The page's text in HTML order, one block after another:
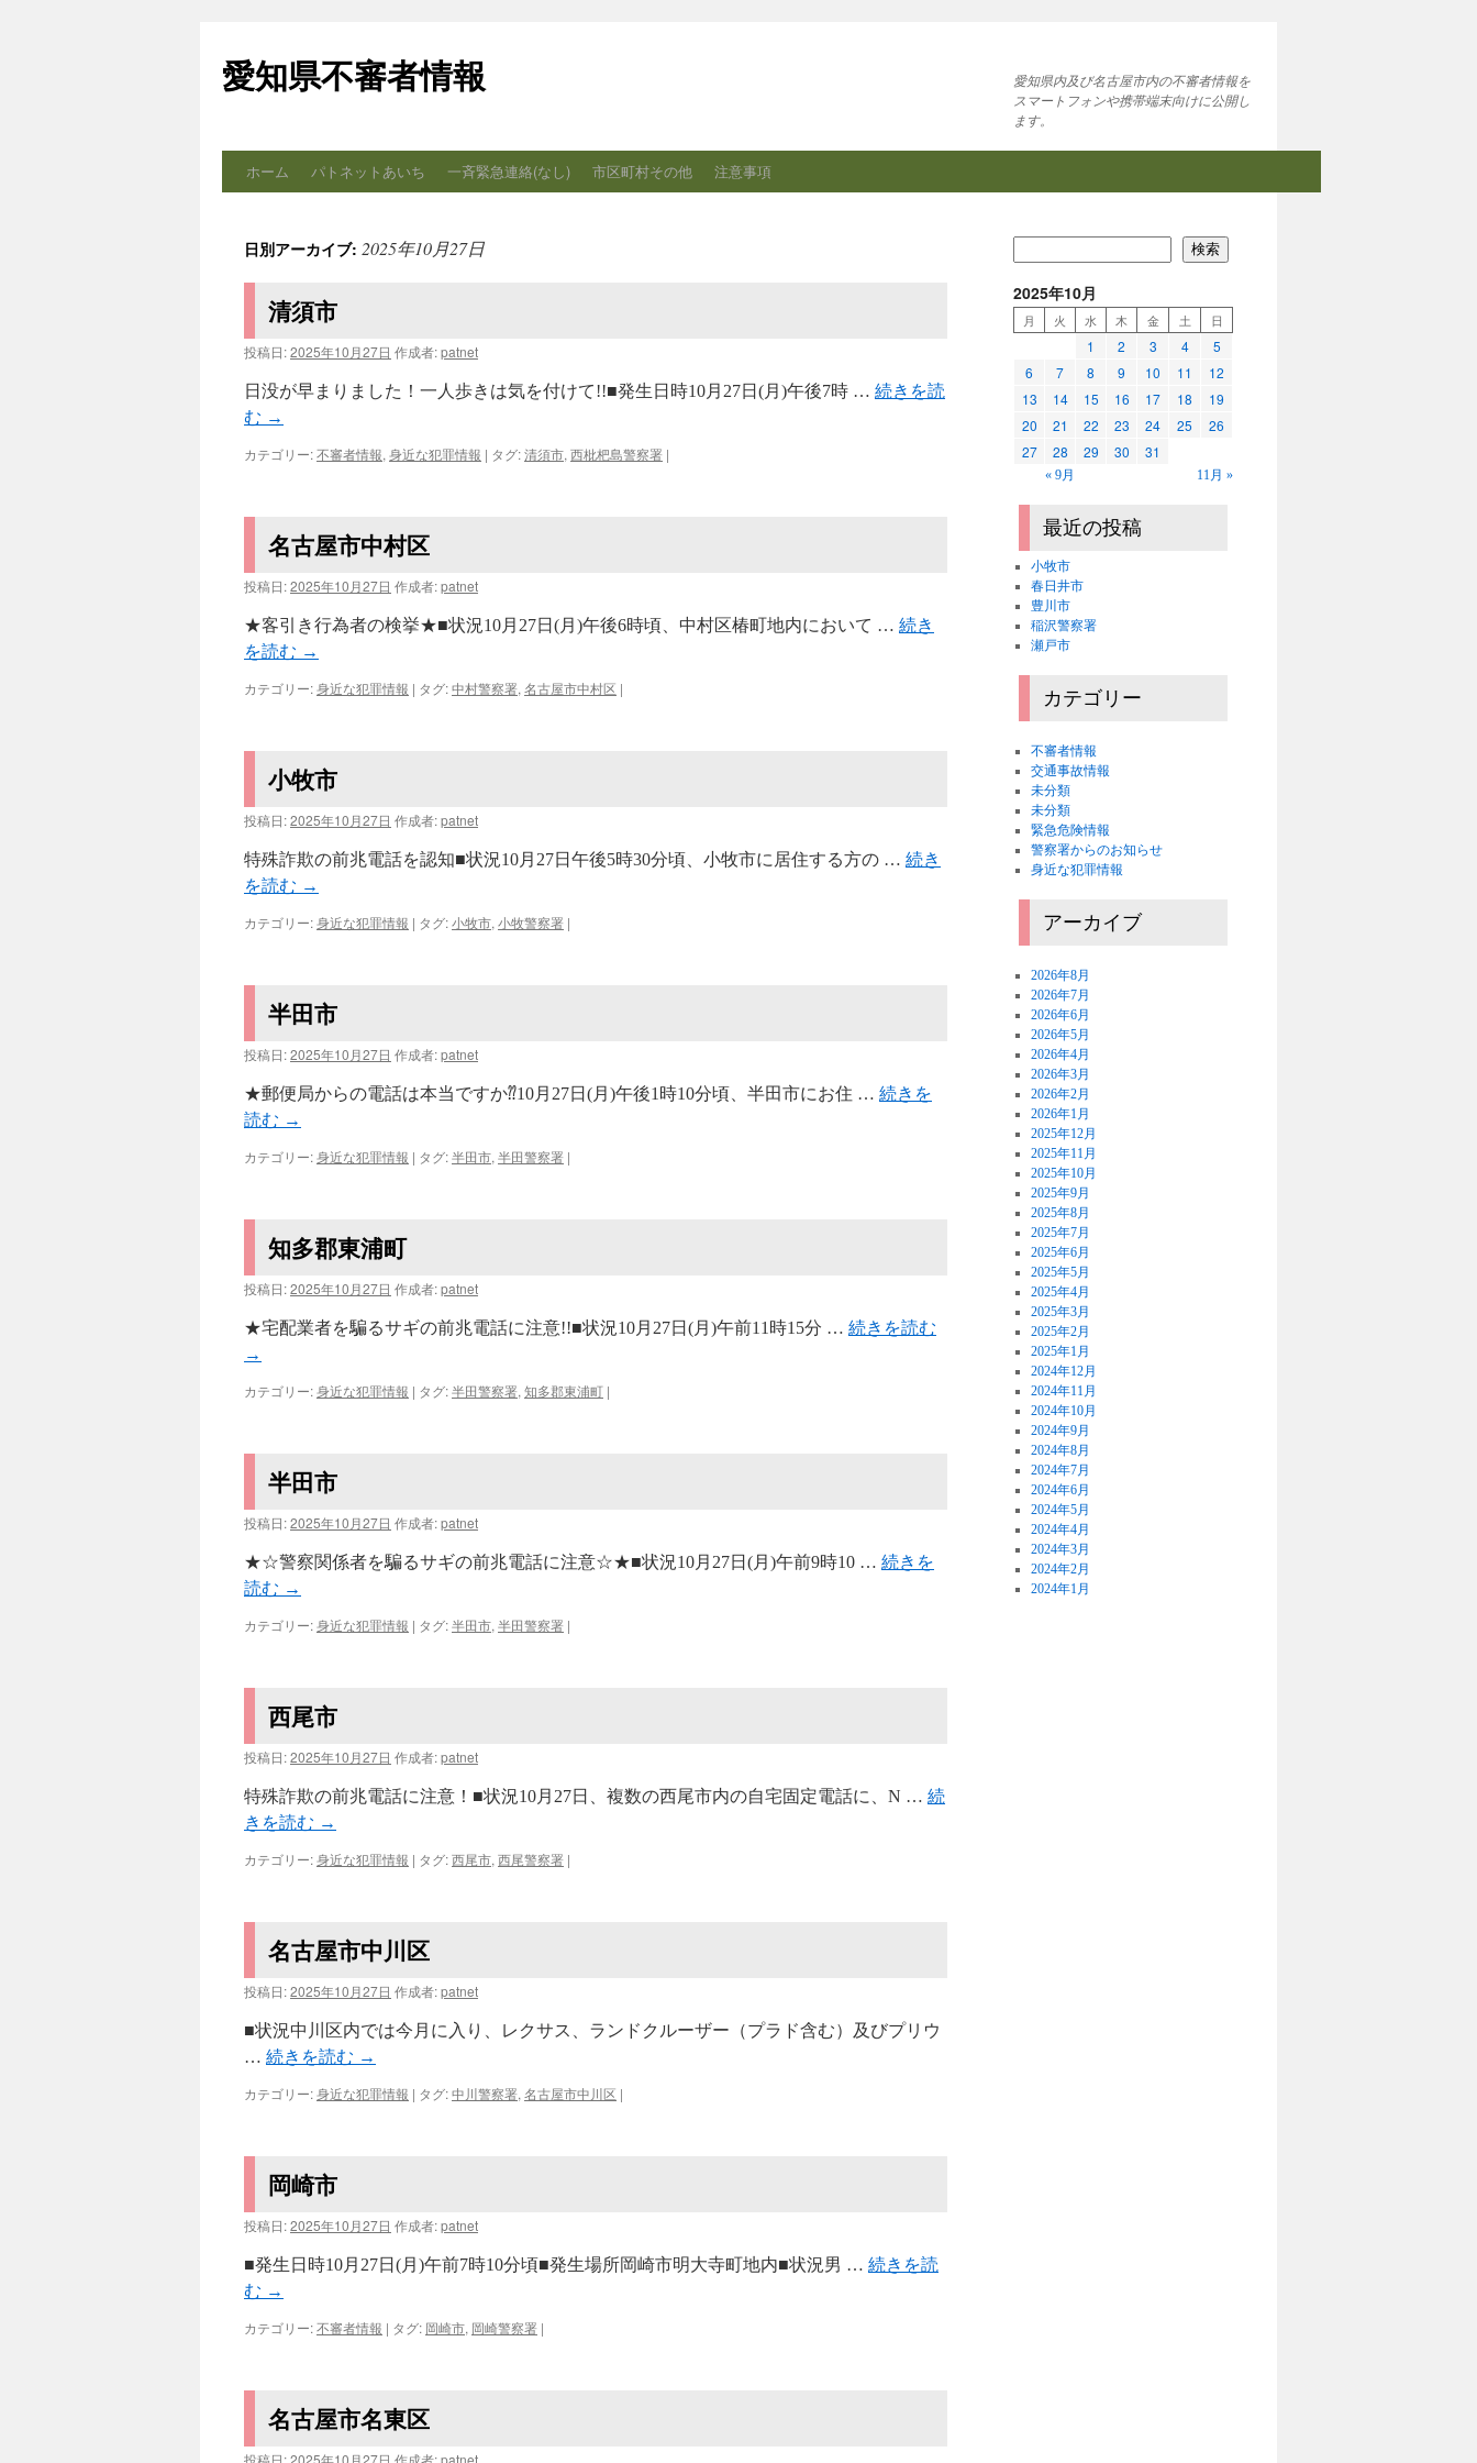
テ
ン
ス
ッ
愛知県不審者情報
愛知県内及び名古屋市内の不審者情報を
スマートフォンや携帯端末向けに公開し
ます。
ホーム パトネットあいち 一斉緊急連絡(なし) 市区町村その他 注意事項
日別アーカイブ: 2025年10月27日
清須市
投稿日:2025年10月27日 作成者:patnet
日没が早まりました！一人歩きは気を付けて!!■発生日時10月27日(月)午後7時 … 続きを読
む →
カテゴリー:不審者情報, 身近な犯罪情報 | タグ:清須市, 西枇杷島警察署 |
名古屋市中村区
投稿日:2025年10月27日 作成者:patnet
★客引き行為者の検挙★■状況10月27日(月)午後6時頃、中村区椿町地内において … 続き
を読む →
カテゴリー:身近な犯罪情報 | タグ:中村警察署, 名古屋市中村区 |
小牧市
投稿日:2025年10月27日 作成者:patnet
特殊詐欺の前兆電話を認知■状況10月27日午後5時30分頃、小牧市に居住する方の … 続き
を読む →
カテゴリー:身近な犯罪情報 | タグ:小牧市, 小牧警察署 |
半田市
投稿日:2025年10月27日 作成者:patnet
★郵便局からの電話は本当ですか⁇10月27日(月)午後1時10分頃、半田市にお住 … 続きを
読む →
カテゴリー:身近な犯罪情報 | タグ:半田市, 半田警察署 |
知多郡東浦町
投稿日:2025年10月27日 作成者:patnet
★宅配業者を騙るサギの前兆電話に注意!!■状況10月27日(月)午前11時15分 … 続きを読む
→
カテゴリー:身近な犯罪情報 | タグ:半田警察署, 知多郡東浦町 |
半田市
投稿日:2025年10月27日 作成者:patnet
★☆警察関係者を騙るサギの前兆電話に注意☆★■状況10月27日(月)午前9時10 … 続きを
読む →
カテゴリー:身近な犯罪情報 | タグ:半田市, 半田警察署 |
西尾市
投稿日:2025年10月27日 作成者:patnet
特殊詐欺の前兆電話に注意！■状況10月27日、複数の西尾市内の自宅固定電話に、N … 続
きを読む →
カテゴリー:身近な犯罪情報 | タグ:西尾市, 西尾警察署 |
名古屋市中川区
投稿日:2025年10月27日 作成者:patnet
■状況中川区内では今月に入り、レクサス、ランドクルーザー（プラド含む）及びプリウ
… 続きを読む →
カテゴリー:身近な犯罪情報 | タグ:中川警察署, 名古屋市中川区 |
岡崎市
投稿日:2025年10月27日 作成者:patnet
■発生日時10月27日(月)午前7時10分頃■発生場所岡崎市明大寺町地内■状況男 … 続きを読
む →
カテゴリー:不審者情報 | タグ: 岡崎市, 岡崎警察署 |
名古屋市名東区
投稿日:2025年10月27日 作成者:patnet
検索
2025年10月
月 火 水 木 金 土 日
1 2 3 4
5
6
7 8 9 10 11
12
13
14 15 16 17 18
19
20
21 22 23 24 25
26
27
28 29 30 31
« 9月 11月 »
最近の投稿
小牧市
春日井市
豊川市
稲沢警察署
瀬戸市
カテゴリー
不審者情報
交通事故情報
未分類
未分類
緊急危険情報
警察署からのお知らせ
身近な犯罪情報
アーカイブ
2026年8月
2026年7月
2026年6月
2026年5月
2026年4月
2026年3月
2026年2月
2026年1月
2025年12月
2025年11月
2025年10月
2025年9月
2025年8月
2025年7月
2025年6月
2025年5月
2025年4月
2025年3月
2025年2月
2025年1月
2024年12月
2024年11月
2024年10月
2024年9月
2024年8月
2024年7月
2024年6月
2024年5月
2024年4月
2024年3月
2024年2月
2024年1月